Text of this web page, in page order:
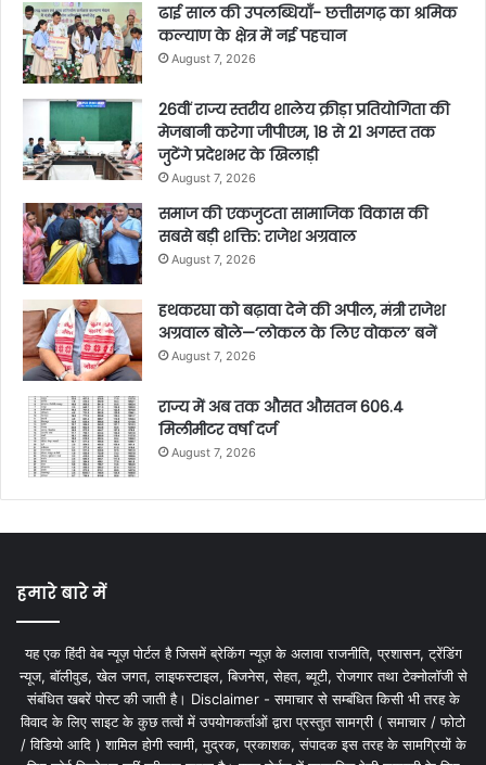
ढाई साल की उपलब्धियाँ- छत्तीसगढ़ का श्रमिक
कल्याण के क्षेत्र में नई पहचान
August 7, 2026
26वीं राज्य स्तरीय शालेय क्रीड़ा प्रतियोगिता की
मेजबानी करेगा जीपीएम, 18 से 21 अगस्त तक
जुटेंगे प्रदेशभर के खिलाड़ी
August 7, 2026
समाज की एकजुटता सामाजिक विकास की
सबसे बड़ी शक्ति: राजेश अग्रवाल
August 7, 2026
हथकरघा को बढ़ावा देने की अपील, मंत्री राजेश
अग्रवाल बोले—‘लोकल के लिए वोकल’ बनें
August 7, 2026
राज्य में अब तक औसत औसतन 606.4
मिलीमीटर वर्षा दर्ज
August 7, 2026
हमारे बारे में
यह एक हिंदी वेब न्यूज़ पोर्टल है जिसमें ब्रेकिंग न्यूज़ के अलावा राजनीति, प्रशासन, ट्रेंडिंग
न्यूज, बॉलीवुड, खेल जगत, लाइफस्टाइल, बिजनेस, सेहत, ब्यूटी, रोजगार तथा टेक्नोलॉजी से
संबंधित खबरें पोस्ट की जाती है। Disclaimer - समाचार से सम्बंधित किसी भी तरह के
विवाद के लिए साइट के कुछ तत्वों में उपयोगकर्ताओं द्वारा प्रस्तुत सामग्री ( समाचार / फोटो
/ विडियो आदि ) शामिल होगी स्वामी, मुद्रक, प्रकाशक, संपादक इस तरह के सामग्रियों के